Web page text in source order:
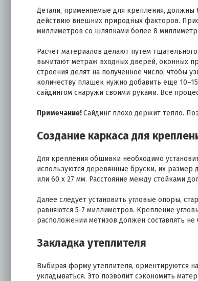
Детали, применяемые для крепления,
действию внешних природных факторов.
миллиметров со шляпками более 8
Расчет материалов делают путем
вычитают метраж входных дверей, оконных
строения делят на полученное число, чтобы
количеству плашек нужно добавить еще
сайдингом снаружи своими руками. Все
Примечание!Сайдинг плохо держит тепло.
Создание каркаса для
Для крепления обшивки необходимо
используются деревянные бруски, их размер
или 60 x 27 мм. Расстояние между стойками
Далее следует установить угловые опоры,
равняются 5-7 миллиметров. Крепление
расположении метизов должен составлять
Закладка утеплителя
Выбирая форму утеплителя, ориентируются
укладываться. Это позволит сэкономить